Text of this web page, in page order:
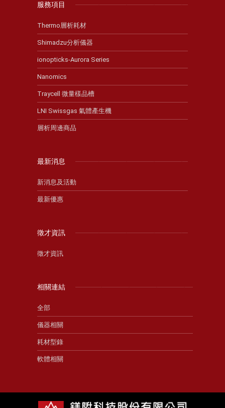
服務項目
Thermo層析耗材
Shimadzu分析儀器
ionopticks-Aurora Series
Nanomics
Traycell 微量樣品槽
LNI Swissgas 氣體產生機
層析周邊商品
最新消息
新消息及活動
最新優惠
徵才資訊
徵才資訊
相關連結
全部
儀器相關
耗材型錄
軟體相關